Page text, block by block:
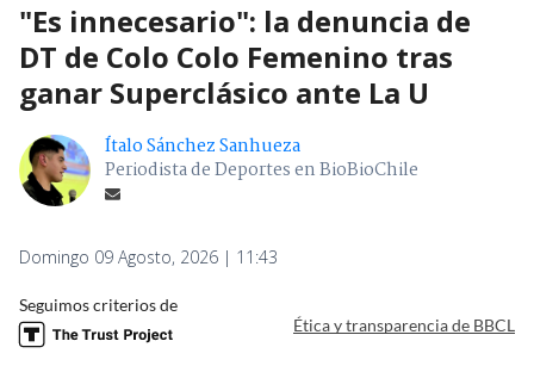
"Es innecesario": la denuncia de
DT de Colo Colo Femenino tras
ganar Superclásico ante La U
Ítalo Sánchez Sanhueza
Periodista de Deportes en BioBioChile
Domingo 09 Agosto, 2026 | 11:43
Seguimos criterios de
Ética y transparencia de BBCL